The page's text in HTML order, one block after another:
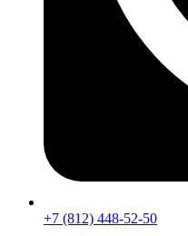
+7 (812) 448-52-50